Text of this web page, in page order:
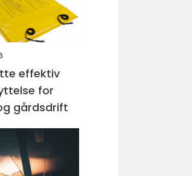
for
gårdsdrift